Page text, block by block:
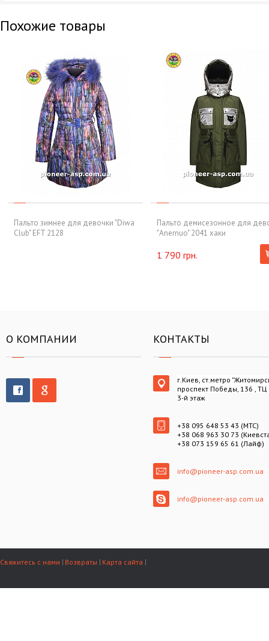
Похожие товары
Пальто зимнее для девочки "Diwa
Club" EFT 2128
Пальто демисезонное для
"Anernuo" 2041 хаки
1 790 грн.
О КОМПАНИИ КОНТАКТЫ
г.Киев, ст.метро
проспект Победы, 136 , ТЦ
3-й этаж
+38 095 648 53 43 (МТС)
+38 068 963 30 73
+38 073 159 65 61 (Лайф)
info@pioneer-asp.com.ua
info@pioneer-asp.com.ua
Свяжитесь с нами Возвраты Карта сайта